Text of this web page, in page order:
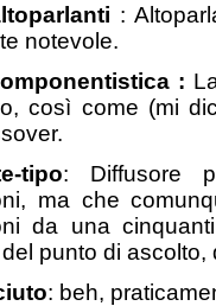
:
notevole.
:
così come (mi
tipo: Diffusore
ma che
da una
punto di ascolto,
: beh,